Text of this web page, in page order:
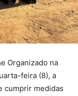
Organizado na
feira (8), a
cumprir medidas